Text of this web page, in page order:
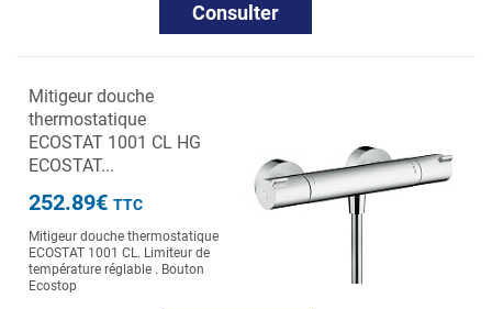
Consulter
Mitigeur douche
thermostatique
ECOSTAT 1001 CL HG
ECOSTAT...
252.89€ TTC
Mitigeur douche thermostatique
ECOSTAT 1001 CL. Limiteur de
température réglable . Bouton
Ecostop